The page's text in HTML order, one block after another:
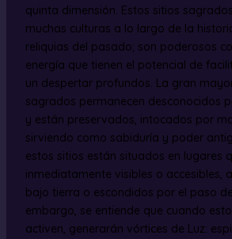
quinta dimensión. Estos sitios
muchas culturas a lo largo de la
reliquias del pasado; son poderosos
energía que tienen el potencial de
un despertar profundos. La gran
sagrados permanecen desconocidos
y están preservados, intocados por
sirviendo como sabiduría y poder
estos sitios están situados en lugares
inmediatamente visibles o accesibles,
bajo tierra o escondidos por el paso
embargo, se entiende que cuando
activen, generarán vórtices de Luz: